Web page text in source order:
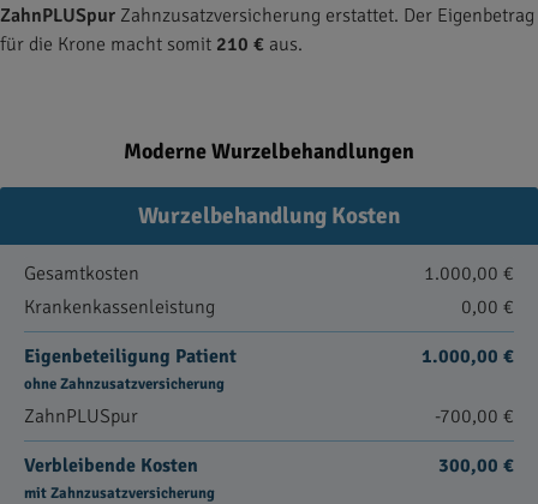
ZahnPLUSpur Zahnzusatzversicherung erstattet. Der Eigenbetrag
für die Krone macht somit 210 € aus.
Moderne Wurzelbehandlungen
Wurzelbehandlung Kosten
Gesamtkosten
1.000,00 €
Krankenkassenleistung
0,00 €
Eigenbeteiligung Patient
ohne Zahnzusatzversicherung
1.000,00 €
ZahnPLUSpur -700,00 €
Verbleibende Kosten
mit Zahnzusatzversicherung
300,00 €